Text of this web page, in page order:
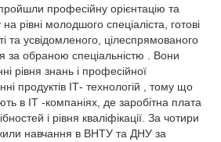
професійну орієнтацію та
рівні молодшого спеціаліста, готові
та усвідомленого, цілеспрямованого
за обраною спеціальністю . Вони
рівня знань і професійної
продуктів ІТ- технологій , тому що
в ІТ -компаніях, де заробітна плата
і рівня кваліфікації. За чотири
навчання в ВНТУ та ДНУ за